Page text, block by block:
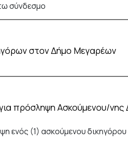
σύνδεσμο
στον Δήμο Μεγαρέων
πρόσληψη Ασκούμενου/νης
ενός (1) ασκούμενου